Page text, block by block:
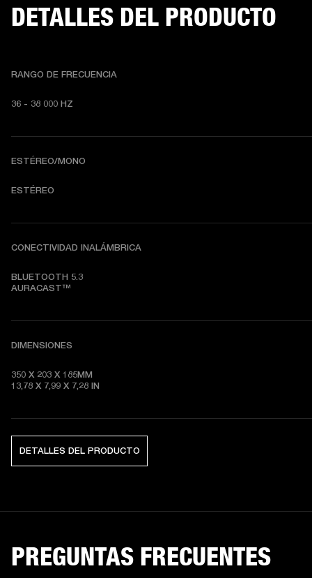
DETALLES DEL PRODUCTO
RANGO DE FRECUENCIA
36 - 38 000 HZ
ESTÉREO/MONO
ESTÉREO
CONECTIVIDAD INALÁMBRICA
BLUETOOTH 5.3
AURACAST™
DIMENSIONES
350 X 203 X 185MM
13,78 X 7,99 X 7,28 IN
DETALLES DEL PRODUCTO
PREGUNTAS FRECUENTES